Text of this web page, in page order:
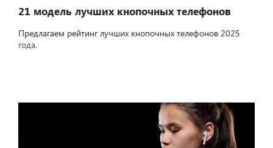
21 модель лучших кнопочных телефонов
Предлагаем рейтинг лучших кнопочных телефонов 2025
года.